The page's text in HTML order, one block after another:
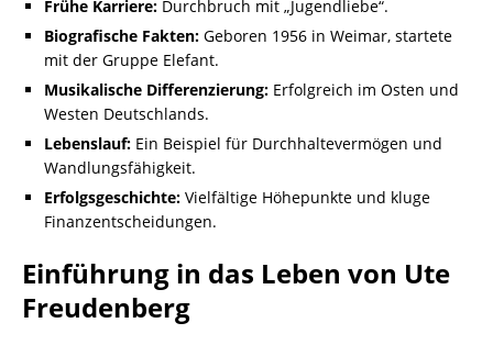
Frühe Karriere: Durchbruch mit „Jugendliebe“.
Biografische Fakten: Geboren 1956 in Weimar, startete
mit der Gruppe Elefant.
Musikalische Differenzierung: Erfolgreich im Osten und
Westen Deutschlands.
Lebenslauf: Ein Beispiel für Durchhaltevermögen und
Wandlungsfähigkeit.
Erfolgsgeschichte: Vielfältige Höhepunkte und kluge
Finanzentscheidungen.
Einführung in das Leben von Ute
Freudenberg